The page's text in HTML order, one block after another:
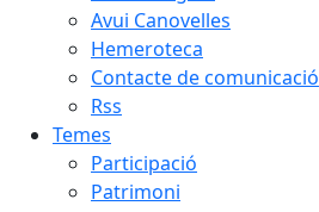
Avui Canovelles
Hemeroteca
Contacte de comunicació
Rss
Temes
Participació
Patrimoni